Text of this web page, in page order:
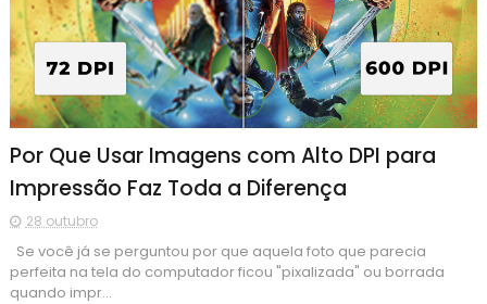
Por Que Usar Imagens com Alto DPI para
Impressão Faz Toda a Diferença
28 outubro
Se você já se perguntou por que aquela foto que parecia
perfeita na tela do computador ficou "pixalizada" ou borrada
quando impr...